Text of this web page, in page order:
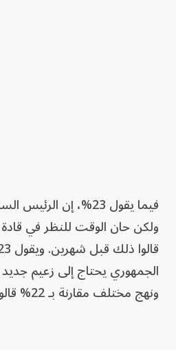
فيما يقول 23%، إن
الجمهوري يحتاج إلى زعيم
ونهج مختلف مقارنة بـ 22% قالوا ذلك في سبتمبر.